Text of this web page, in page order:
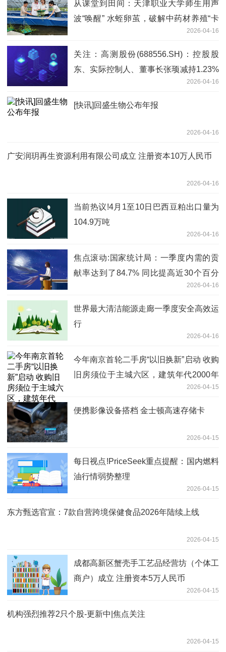
从课堂到田间：天津职业大学师生用声
波“唤醒” 水蛭卵茧，破解中药材养殖“卡
2026-04-16
关注：高测股份(688556.SH)：控股股
东、实际控制人、董事长张顼减持1.23%
2026-04-16
[快讯]回盛生物公布年报
2026-04-16
广安润玥再生资源利用有限公司成立 注册资本10万人民币
2026-04-16
当前热议!4月1至10日巴西豆粕出口量为
104.9万吨
2026-04-16
焦点滚动:国家统计局：一季度内需的贡
献率达到了84.7% 同比提高近30个百分
2026-04-16
世界最大清洁能源走廊一季度安全高效运
行
2026-04-16
今年南京首轮二手房“以旧换新”启动 收购
旧房须位于主城六区，建筑年代2000年
2026-04-15
便携影像设备搭档 金士顿高速存储卡
2026-04-15
每日视点!PriceSeek重点提醒：国内燃料
油行情弱势整理
2026-04-15
东方甄选官宣：7款自营跨境保健食品2026年陆续上线
2026-04-15
成都高新区蟹壳手工艺品经营坊（个体工
商户）成立 注册资本5万人民币
2026-04-15
机构强烈推荐2只个股-更新中|焦点关注
2026-04-15